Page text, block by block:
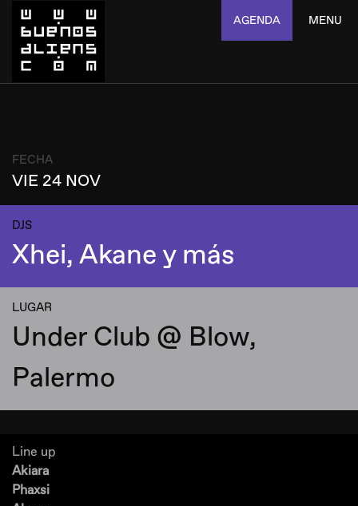
AGENDA MENU
FECHA
VIE 24 NOV
DJS
Xhei, Akane y más
LUGAR
Under Club @ Blow,
Palermo
Line up
Akiara
Phaxsi